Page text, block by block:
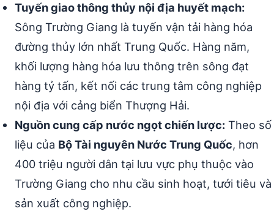
Tuyến giao thông thủy nội địa huyết mạch:
Sông Trường Giang là tuyến vận tải hàng hóa
đường thủy lớn nhất Trung Quốc. Hàng năm,
khối lượng hàng hóa lưu thông trên sông đạt
hàng tỷ tấn, kết nối các trung tâm công nghiệp
nội địa với cảng biển Thượng Hải.
Nguồn cung cấp nước ngọt chiến lược: Theo số
liệu của Bộ Tài nguyên Nước Trung Quốc, hơn
400 triệu người dân tại lưu vực phụ thuộc vào
Trường Giang cho nhu cầu sinh hoạt, tưới tiêu và
sản xuất công nghiệp.